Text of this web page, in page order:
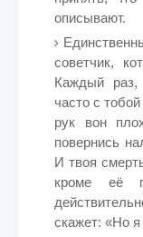
описывают.
советчик,
Каждый
часто с
рук вон
повернись
И твоя
кроме её
скажет: «Но